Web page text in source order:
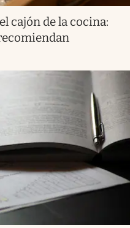
cajón de la cocina: